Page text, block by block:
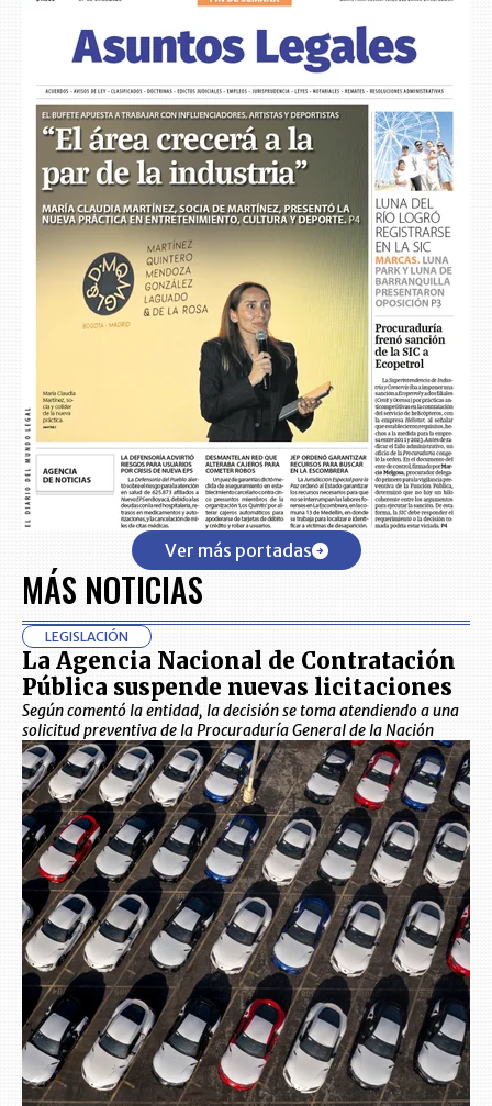
Ver más portadas
MÁS NOTICIAS
LEGISLACIÓN
La Agencia Nacional de Contratación
Pública suspende nuevas licitaciones
Según comentó la entidad, la decisión se toma atendiendo a una
solicitud preventiva de la Procuraduría General de la Nación